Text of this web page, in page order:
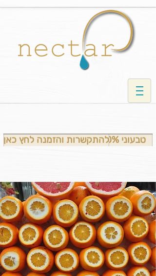
טבעוני 100% להתקשרות והזמנה לחץ כאן